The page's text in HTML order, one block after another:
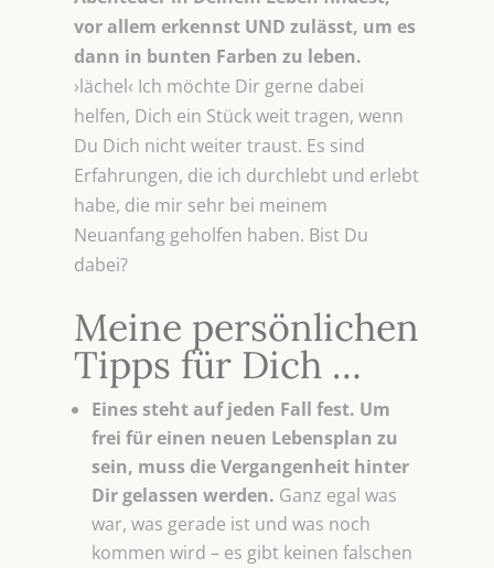
vor allem erkennst UND zulässt, um es
dann in bunten Farben zu leben.
›lächel‹ Ich möchte Dir gerne dabei
helfen, Dich ein Stück weit tragen, wenn
Du Dich nicht weiter traust. Es sind
Erfahrungen, die ich durchlebt und erlebt
habe, die mir sehr bei meinem
Neuanfang geholfen haben. Bist Du
dabei?
Meine persönlichen
Tipps für Dich …
Eines steht auf jeden Fall fest. Um
frei für einen neuen Lebensplan zu
sein, muss die Vergangenheit hinter
Dir gelassen werden. Ganz egal was
war, was gerade ist und was noch
kommen wird – es gibt keinen falschen